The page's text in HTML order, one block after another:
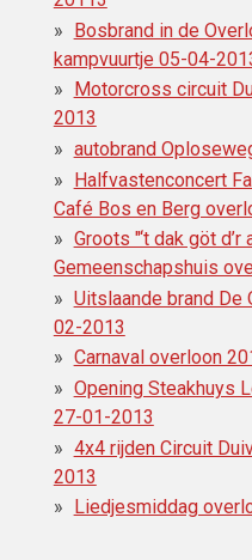
Bosbrand in de
kampvuurtje 05-04-
Motorcross circuit
2013
autobrand
Halfvastenconcert
Café Bos en Berg
Groots "‘t dak göt
Gemeenschapshuis
Uitslaande brand De
02-2013
Carnaval overloon
Opening Steakhuys
27-01-2013
4x4 rijden Circuit
2013
Liedjesmiddag